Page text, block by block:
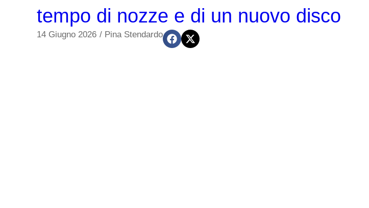
tempo di nozze e di un nuovo disco
14 Giugno 2026 / Pina Stendardo